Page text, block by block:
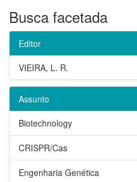
Busca facetada
Editor
VIEIRA, L. R.
Assunto
Biotechnology
CRISPR/Cas
Engenharia Genética